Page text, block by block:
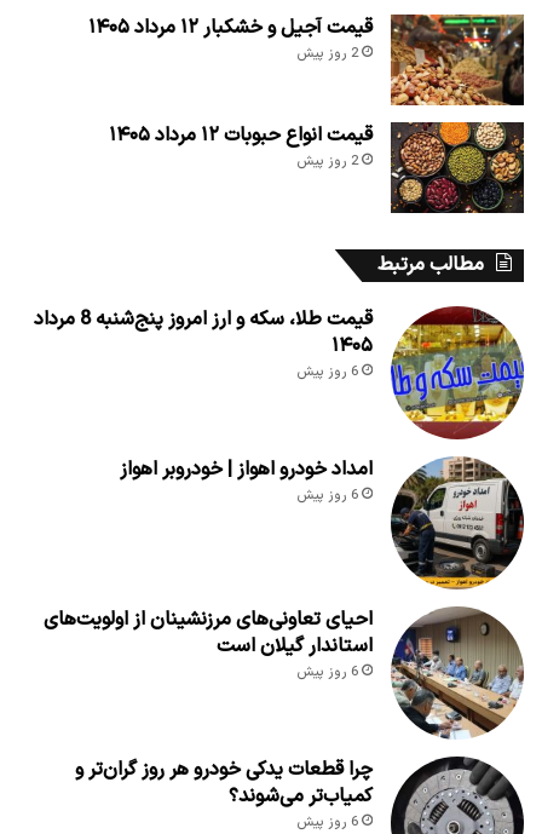
قیمت آجیل و خشکبار ۱۲ مرداد ۱۴۰۵
2 روز پیش
قیمت انواع حبوبات ۱۲ مرداد ۱۴۰۵
2 روز پیش
مطالب مرتبط
قیمت طلا، سکه و ارز امروز پنج‌شنبه 8 مرداد
۱۴۰۵
6 روز پیش
امداد خودرو اهواز | خودروبر اهواز
6 روز پیش
احیای تعاونی‌های مرزنشینان از اولویت‌های
استاندار گیلان است
6 روز پیش
چرا قطعات یدکی خودرو هر روز گران‌تر و
کمیاب‌تر می‌شوند؟
6 روز پیش